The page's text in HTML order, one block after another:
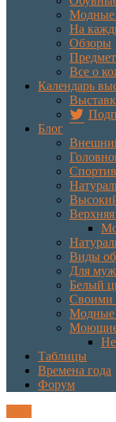
Модные
На
Обзоры
Все о
Календарь
Блог
Виды
Для
Белый
Своими
Модные
Моющие
Таблицы
Времена года
Форум